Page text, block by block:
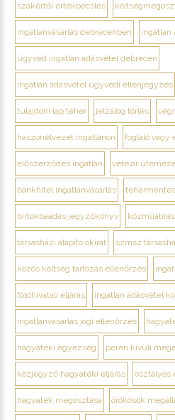
szakértői értékbecslés
ingatlanvásárlás debrecenben ingatlan
ügyvéd ingatlan adásvétel debrecen
ingatlan adásvétel ügyvédi ellenjegyzés
tulajdoni lap teher jelzálog törlés
haszonélvezet ingatlanon foglaló vagy
előszerződés ingatlan vételár
bankhitel ingatlanvásárlás
birtokbaadás jegyzőkönyv
társasházi alapító okirat szmsz
közös költség tartozás ellenőrzés
földhivatali eljárás ingatlan adásvétel
ingatlanvásárlás jogi ellenőrzés
hagyatéki egyezség peren kívüli
közjegyző hagyatéki eljárás osztályos
hagyaték megosztása örökösök